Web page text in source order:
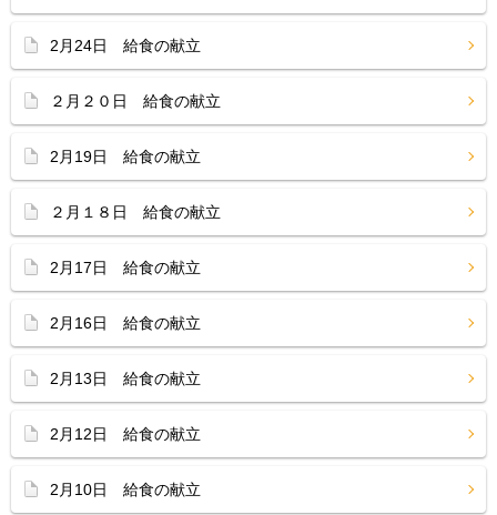
2月24日 給食の献立
２月２０日 給食の献立
2月19日 給食の献立
２月１８日 給食の献立
2月17日 給食の献立
2月16日 給食の献立
2月13日 給食の献立
2月12日 給食の献立
2月10日 給食の献立